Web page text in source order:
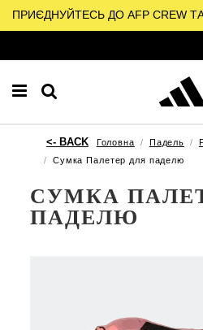
ПРИЄДНУЙТЕСЬ ДО AFP CREW
Головна Падель
Сумка Палетер для паделю
СУМКА
ПАДЕЛЮ